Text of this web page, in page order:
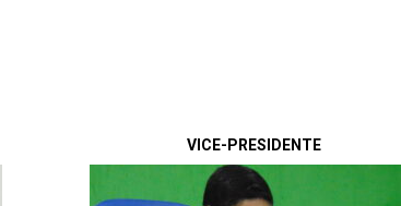
VICE-PRESIDENTE